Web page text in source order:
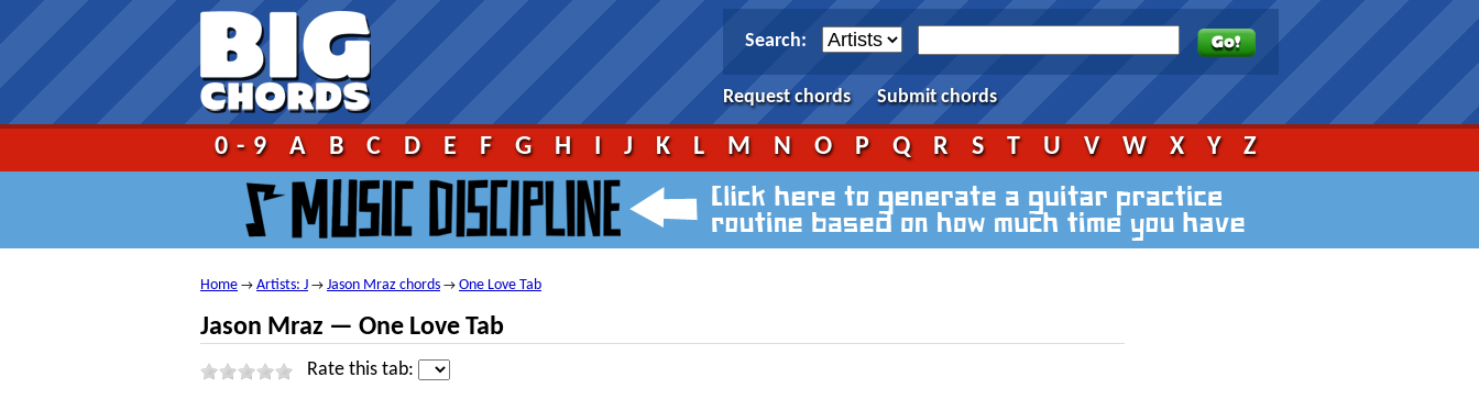
Search:
Request chords Submit chords
0-9 A B C D E F G H I J K L M N O P Q R S T U V W X Y Z
Home → Artists: J → Jason Mraz chords → One Love Tab
Jason Mraz — One Love Tab
Rate this tab: